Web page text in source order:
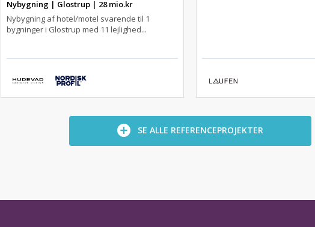
Nybygning | Glostrup | 28 mio.kr
Nybygning af hotel/motel svarende til 1
bygninger i Glostrup med 11 lejlighed...
SE ALLE REFERENCEPROJEKTER